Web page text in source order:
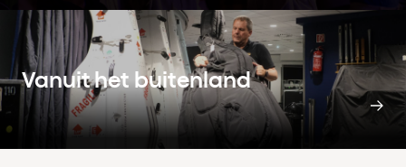
Vanuit het buitenland